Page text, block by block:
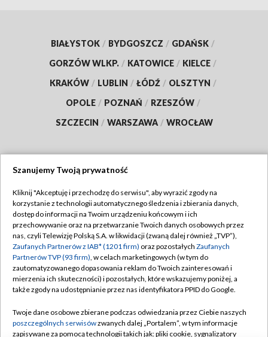
BIAŁYSTOK / BYDGOSZCZ / GDAŃSK /
GORZÓW WLKP. / KATOWICE / KIELCE /
KRAKÓW / LUBLIN / ŁÓDŹ / OLSZTYN /
OPOLE / POZNAŃ / RZESZÓW /
SZCZECIN / WARSZAWA / WROCŁAW
TVP
Abonament TVP
Emisja w TVP
Centrum informacji TVP
Naziemna Telewizja Cyfrowa
Rada Programowa
Regulamin TVP
Polityka prywatności
Moje zgody
Pomoc
Kontakt
Szanujemy Twoją prywatność
Kliknij "Akceptuję i przechodzę do serwisu", aby wyrazić zgody na
korzystanie z technologii automatycznego śledzenia i zbierania danych,
dostęp do informacji na Twoim urządzeniu końcowym i ich
przechowywanie oraz na przetwarzanie Twoich danych osobowych przez
nas, czyli Telewizję Polską S.A. w likwidacji (zwaną dalej również „TVP”),
Zaufanych Partnerów z IAB* (1201 firm) oraz pozostałych Zaufanych
Partnerów TVP (93 firm), w celach marketingowych (w tym do
zautomatyzowanego dopasowania reklam do Twoich zainteresowań i
mierzenia ich skuteczności) i pozostałych, które wskazujemy poniżej, a
także zgody na udostępnianie przez nas identyfikatora PPID do Google.
Twoje dane osobowe zbierane podczas odwiedzania przez Ciebie naszych
poszczególnych serwisówzwanych dalej „Portalem”, w tym informacje
zapisywane za pomocą technologii takich jak: pliki cookie, sygnalizatory